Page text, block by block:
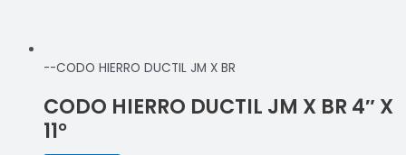
--CODO HIERRO DUCTIL JM X BR
CODO HIERRO DUCTIL JM X BR 4″ X
11°